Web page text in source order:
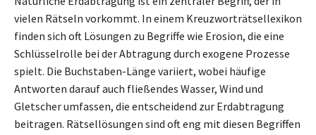
vielen Rätseln vorkommt. In einem Kreuzworträtsellexikon
finden sich oft Lösungen zu Begriffe wie Erosion, die eine
Schlüsselrolle bei der Abtragung durch exogene Prozesse
spielt. Die Buchstaben-Länge variiert, wobei häufige
Antworten darauf auch fließendes Wasser, Wind und
Gletscher umfassen, die entscheidend zur Erdabtragung
beitragen. Rätsellösungen sind oft eng mit diesen Begriffen